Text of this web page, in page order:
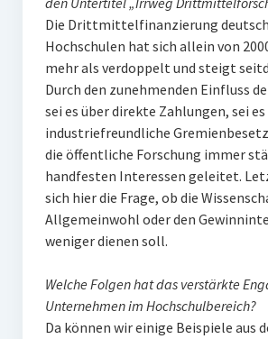
Die Drittmittelfinanzierung
Hochschulen hat sich allein von
mehr als verdoppelt und steigt
Durch den zunehmenden Einfluss
sei es über direkte Zahlungen, sei
industriefreundliche
die öffentliche Forschung immer
handfesten Interessen geleitet.
sich hier die Frage, ob die
Allgemeinwohl oder den
weniger dienen soll.
Welche Folgen hat das verstärkte
Unternehmen im Hochschulbereich?
Da können wir einige Beispiele aus